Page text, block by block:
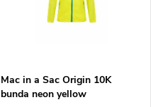
Mac in a Sac Origin 10K
bunda neon yellow